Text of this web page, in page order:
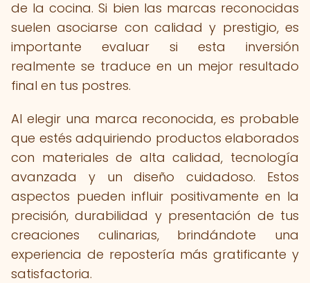
de la cocina. Si bien las marcas reconocidas
suelen asociarse con calidad y prestigio, es
importante evaluar si esta inversión
realmente se traduce en un mejor resultado
final en tus postres.
Al elegir una marca reconocida, es probable
que estés adquiriendo productos elaborados
con materiales de alta calidad, tecnología
avanzada y un diseño cuidadoso. Estos
aspectos pueden influir positivamente en la
precisión, durabilidad y presentación de tus
creaciones culinarias, brindándote una
experiencia de repostería más gratificante y
satisfactoria.